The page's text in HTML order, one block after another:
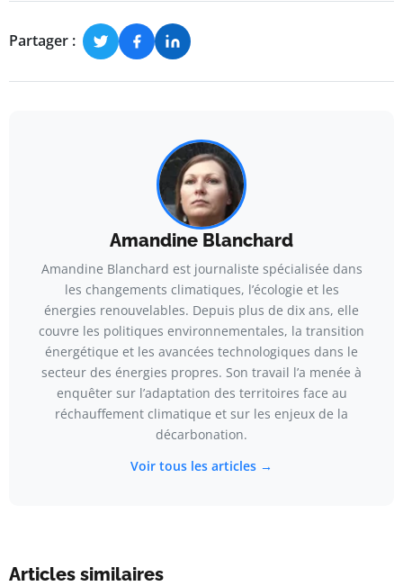
Partager :
Amandine Blanchard
Amandine Blanchard est journaliste spécialisée dans
les changements climatiques, l’écologie et les
énergies renouvelables. Depuis plus de dix ans, elle
couvre les politiques environnementales, la transition
énergétique et les avancées technologiques dans le
secteur des énergies propres. Son travail l’a menée à
enquêter sur l’adaptation des territoires face au
réchauffement climatique et sur les enjeux de la
décarbonation.
Voir tous les articles →
Articles similaires